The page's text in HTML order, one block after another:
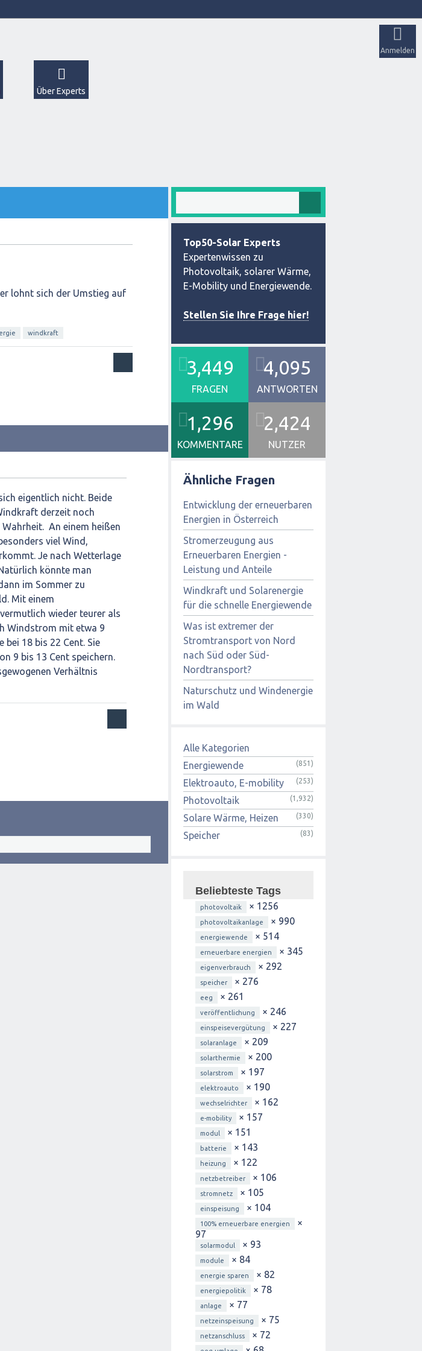
Anmelden
Über Experts
lohnt sich der Umstieg auf
windkraft
eigentlich nicht. Beide
derzeit noch
An einem heißen
viel Wind,
Je nach Wetterlage
könnte man
im Sommer zu
Mit einem
wieder teurer als
Windstrom mit etwa 9
18 bis 22 Cent. Sie
9 bis 13 Cent speichern.
Verhältnis
Top50-Solar Experts
Expertenwissen zu
Photovoltaik, solarer Wärme,
E-Mobility und Energiewende.
Stellen Sie Ihre Frage hier!
3,449
FRAGEN
4,095
ANTWORTEN
1,296
KOMMENTARE
2,424
NUTZER
Ähnliche Fragen
Entwicklung der erneuerbaren
Energien in Österreich
Stromerzeugung aus
Erneuerbaren Energien -
Leistung und Anteile
Windkraft und Solarenergie
für die schnelle Energiewende
Was ist extremer der
Stromtransport von Nord
nach Süd oder Süd-
Nordtransport?
Naturschutz und Windenergie
im Wald
Alle Kategorien
Energiewende
(851)
Elektroauto, E-mobility (253)
Photovoltaik (1,932)
Solare Wärme, Heizen (330)
Speicher (83)
Beliebteste Tags
photovoltaik × 1256
photovoltaikanlage × 990
energiewende × 514
erneuerbare energien × 345
eigenverbrauch × 292
speicher × 276
eeg × 261
veröffentlichung × 246
einspeisevergütung × 227
solaranlage × 209
solarthermie × 200
solarstrom × 197
elektroauto × 190
wechselrichter × 162
e-mobility × 157
modul × 151
batterie × 143
heizung × 122
netzbetreiber × 106
stromnetz × 105
einspeisung × 104
100% erneuerbare energien
×
97
solarmodul × 93
module × 84
energie sparen × 82
energiepolitik × 78
anlage × 77
netzeinspeisung × 75
netzanschluss × 72